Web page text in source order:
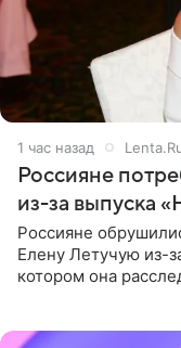
1 час назад
Россияне
из-за выпуска
Россияне
Елену Летучую из-
котором она